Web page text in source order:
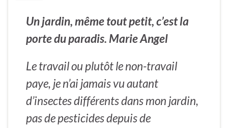
Un jardin, même tout petit, c’est la
porte du paradis. Marie Angel
Le travail ou plutôt le non-travail
paye, je n’ai jamais vu autant
d’insectes différents dans mon jardin,
pas de pesticides depuis de